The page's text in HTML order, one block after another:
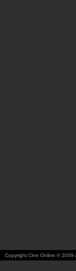
Copyright Cine Online © 2009-